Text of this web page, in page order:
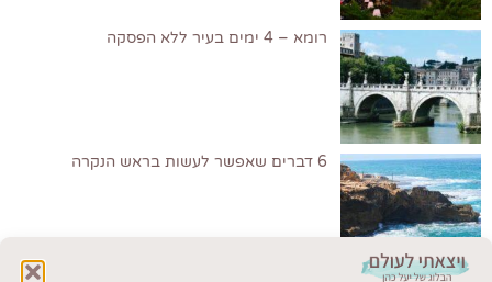
רומא – 4 ימים בעיר ללא הפסקה
6 דברים שאפשר לעשות בראש הנקרה